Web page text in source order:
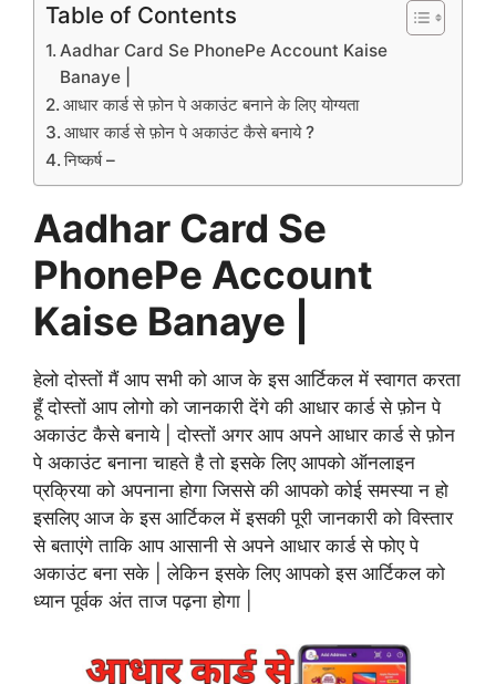
Table of Contents
Aadhar Card Se PhonePe Account Kaise
Banaye |
आधार कार्ड से फ़ोन पे अकाउंट बनाने के लिए योग्यता
आधार कार्ड से फ़ोन पे अकाउंट कैसे बनाये ?
निष्कर्ष –
Aadhar Card Se
PhonePe Account
Kaise Banaye |
हेलो दोस्तों मैं आप सभी को आज के इस आर्टिकल में स्वागत करता
हूँ दोस्तों आप लोगो को जानकारी देंगे की आधार कार्ड से फ़ोन पे
अकाउंट कैसे बनाये | दोस्तों अगर आप अपने आधार कार्ड से फ़ोन
पे अकाउंट बनाना चाहते है तो इसके लिए आपको ऑनलाइन
प्रक्रिया को अपनाना होगा जिससे की आपको कोई समस्या न हो
इसलिए आज के इस आर्टिकल में इसकी पूरी जानकारी को विस्तार
से बताएंगे ताकि आप आसानी से अपने आधार कार्ड से फोए पे
अकाउंट बना सके | लेकिन इसके लिए आपको इस आर्टिकल को
ध्यान पूर्वक अंत ताज पढ़ना होगा |